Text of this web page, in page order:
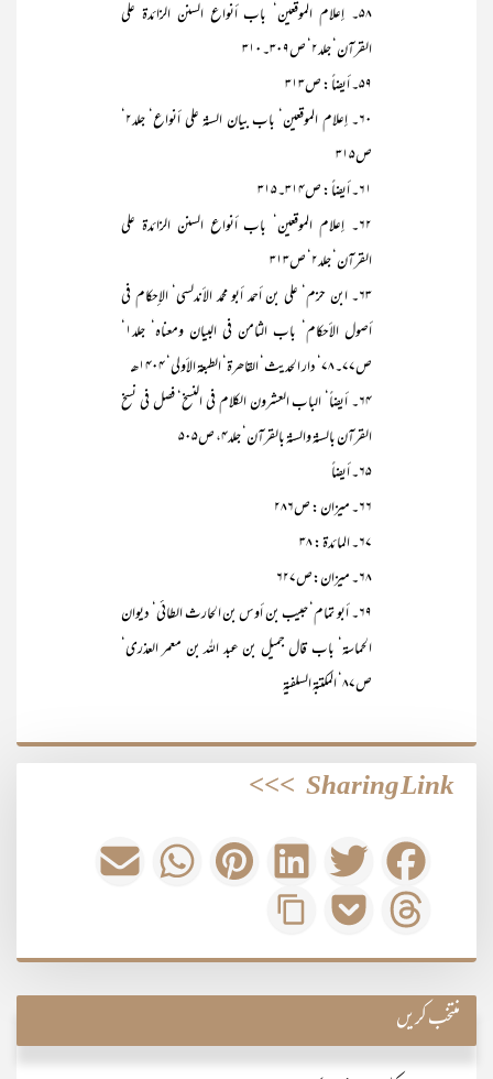
۵۸۔ إعلام الموقعین‘ باب أنواع السنن الزائدۃ علی
القرآن‘ جلد۲‘ ص۳۰۹۔۳۱۰
۵۹۔ أیضاً : ص۳۱۳
ص۳۱۵
۶۱۔ أیضاً : ص۳۱۴۔۳۱۵
۶۲۔ إعلام الموقعین‘ باب أنواع السنن الزائدۃ علی
القرآن‘ جلد۲‘ ص۳۱۳
۶۳۔ ابن حزم‘ علی بن أحمد أبو محمد الأندلسی‘ الإحکام فی
ص۷۷۔۷۸‘ دار الحدیث‘ القاھرۃ‘ الطبعۃ الأولی‘ ۱۴۰۴ھـ
۶۴۔ أيضاً‘ الباب العشرون الکلام فی النسخ‘ فصل فی نسخ
القرآن بالسنۃ والسنۃ بالقرآن‘ جلد۴، ص۵۰۵
۶۵۔ أیضاً
۶۶۔ میزان : ص۲۸۶
۶۷۔ المائدۃ : ۳۸
۶۸۔ میزان:ص۶۲۷
۶۹۔ أبو تمام‘ حبیب بن أوس بن الحارث الطائی‘ دیوان
الحماسۃ‘ باب قال جمیل بن عبد اللہ بن معمر العذری‘
ص۸۷‘ المکتبۃ السلفیۃ
Sharing Link
>>>
منتخب کریں